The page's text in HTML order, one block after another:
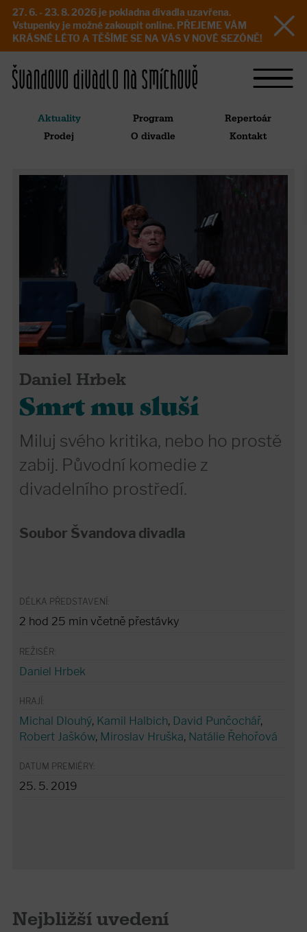
27. 6. - 23. 8. 2026 je pokladna divadla uzavřena.
Vstupenky je možné zakoupit online. PŘEJEME VÁM
KRÁSNÉ LÉTO A TĚŠÍME SE NA VÁS V NOVÉ SEZÓNĚ!
Aktuality Program
Repertoár
Prodej
O divadle Kontakt
Daniel Hrbek
Smrt mu sluší
Miluj svého kritika, nebo ho prostě
zabij. Původní komedie z
divadelního prostředí.
Soubor Švandova divadla
DÉLKA PŘEDSTAVENÍ:
2 hod 25 min včetně přestávky
REŽISÉR:
Daniel Hrbek
HRAJÍ:
Michal Dlouhý, Kamil Halbich, David Punčochář,
Robert Jašków, Miroslav Hruška, Natálie Řehořová
DATUM PREMIÉRY:
25. 5. 2019
Nejbližší uvedení